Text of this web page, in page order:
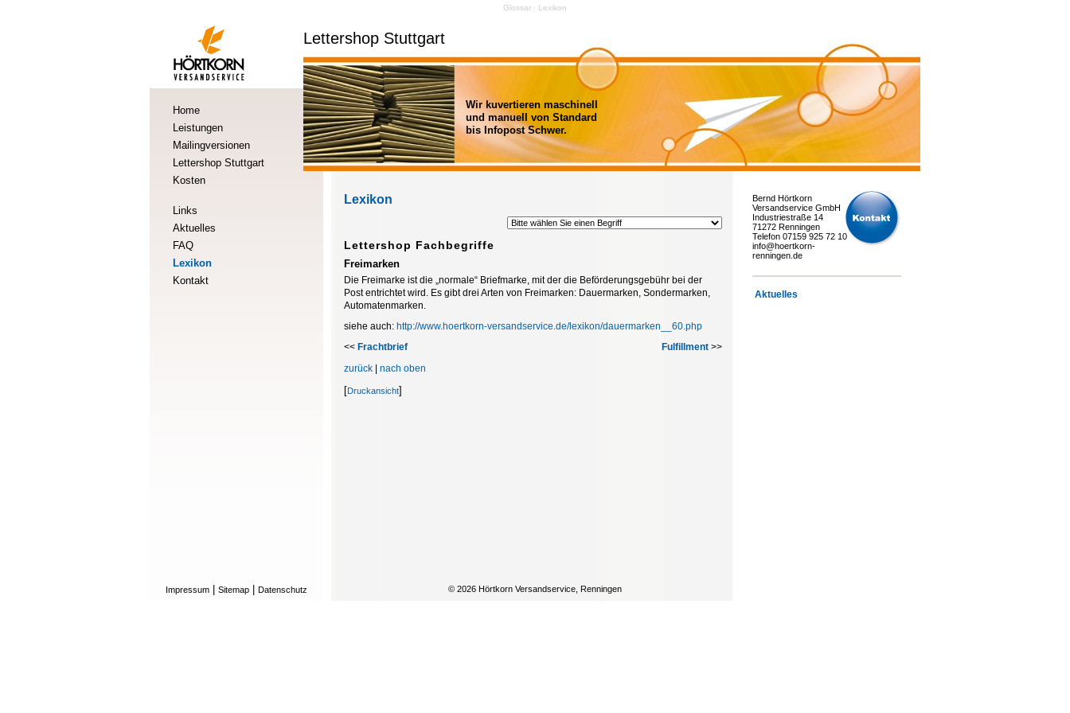
Lettershop Stuttgart
Glossar · Lexikon
Lexikon
Lettershop Fachbegriffe
Freimarken
Die Freimarke ist die „normale“ Briefmarke, mit der die Beförderungsgebühr bei der
Post entrichtet wird. Es gibt drei Arten von Freimarken: Dauermarken, Sondermarken,
Automatenmarken.
siehe auch: http://www.hoertkorn-versandservice.de/lexikon/dauermarken__60.php
<< Frachtbrief Fulfillment >>
zurück | nach oben
[Druckansicht]
Home
Leistungen
Mailingversionen
Lettershop Stuttgart
Kosten
Links
Aktuelles
FAQ
Lexikon
Kontakt
Bernd Hörtkorn
Versandservice GmbH
Industriestraße 14
71272 Renningen
Telefon 07159 925 72 10
info@hoertkorn-
renningen.de
Aktuelles
Wir kuvertieren maschinell
und manuell von Standard
bis Infopost Schwer.
Impressum Sitemap Datenschutz © 2026 Hörtkorn Versandservice, Renningen